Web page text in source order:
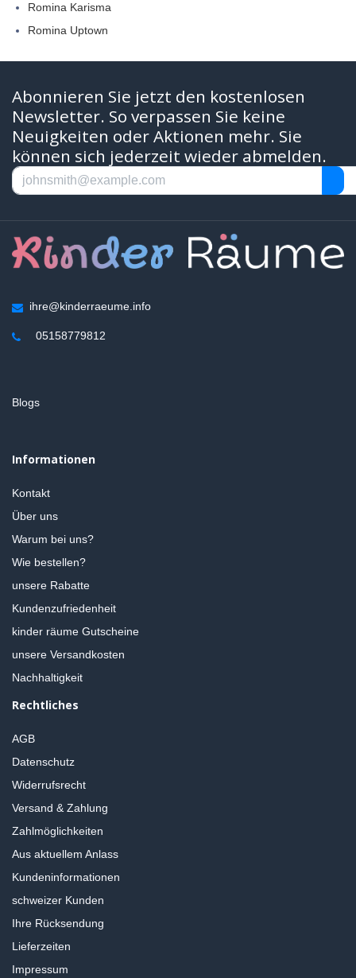
Romina Karisma
Romina Uptown
Abonnieren Sie jetzt den kostenlosen
Newsletter. So verpassen Sie keine
Neuigkeiten oder Aktionen mehr. Sie
können sich jederzeit wieder abmelden.
ihre@kinderraeume.info
05158779812
Blogs
Informationen
Kontakt
Über uns
Warum bei uns?
Wie bestellen?
unsere Rabatte
Kundenzufriedenheit
kinder räume Gutscheine
unsere Versandkosten
Nachhaltigkeit
Rechtliches
AGB
Datenschutz
Widerrufsrecht
Versand & Zahlung
Zahlmöglichkeiten
Aus aktuellem Anlass
Kundeninformationen
schweizer Kunden
Ihre Rücksendung
Lieferzeiten
Impressum